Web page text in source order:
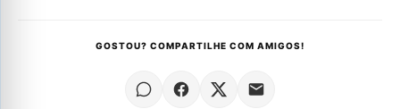
GOSTOU? COMPARTILHE COM AMIGOS!